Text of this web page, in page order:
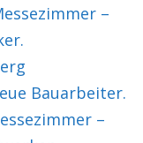
–
Bauarbeiter.
–